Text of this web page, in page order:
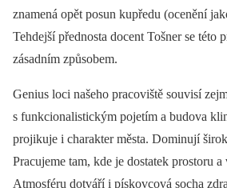
znamená opět posun kupředu (ocenění
Tehdejší přednosta docent Tošner se této
zásadním způsobem.
Genius loci našeho pracoviště souvisí
s funkcionalistickým pojetím a budova
projikuje i charakter města. Dominují
Pracujeme tam, kde je dostatek prostoru a
Atmosféru dotváří i pískovcová socha